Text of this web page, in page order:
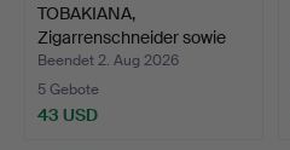
TOBAKIANA,
Zigarrenschneider sowie
Zigarre…
Beendet 2. Aug 2026
5 Gebote
43 USD